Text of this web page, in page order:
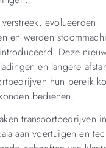
evolueerden
en werden
Deze
en langere
hun bereik
bedienen.
transportbedrijven
aan voertuigen en